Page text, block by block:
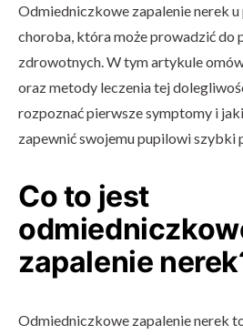
Odmiedniczkowe zapalenie nerek u
choroba, która może prowadzić do
zdrowotnych. W tym artykule
oraz metody leczenia tej
rozpoznać pierwsze symptomy i
zapewnić swojemu pupilowi szybki
Co to jest
zapalenie
Odmiedniczkowe zapalenie nerek